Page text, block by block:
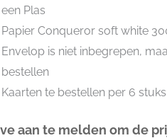
een Plas
Papier Conqueror soft white
Envelop is niet inbegrepen,
bestellen
Kaarten te bestellen per 6 stuks
aan te melden om de